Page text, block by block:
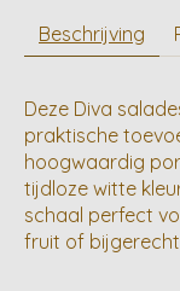
Beschrijving
Deze Diva
praktische
hoogwaardig
tijdloze witte
schaal perfect
fruit of